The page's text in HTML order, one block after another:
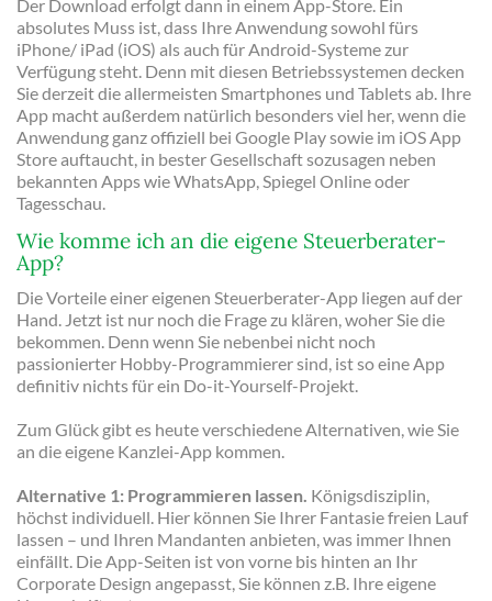
Der Download erfolgt dann in einem App-Store. Ein
absolutes Muss ist, dass Ihre Anwendung sowohl fürs
iPhone/ iPad (iOS) als auch für Android-Systeme zur
Verfügung steht. Denn mit diesen Betriebssystemen decken
Sie derzeit die allermeisten Smartphones und Tablets ab. Ihre
App macht außerdem natürlich besonders viel her, wenn die
Anwendung ganz offiziell bei Google Play sowie im iOS App
Store auftaucht, in bester Gesellschaft sozusagen neben
bekannten Apps wie WhatsApp, Spiegel Online oder
Tagesschau.
Wie komme ich an die eigene Steuerberater-
App?
Die Vorteile einer eigenen Steuerberater-App liegen auf der
Hand. Jetzt ist nur noch die Frage zu klären, woher Sie die
bekommen. Denn wenn Sie nebenbei nicht noch
passionierter Hobby-Programmierer sind, ist so eine App
definitiv nichts für ein Do-it-Yourself-Projekt.
Zum Glück gibt es heute verschiedene Alternativen, wie Sie
an die eigene Kanzlei-App kommen.
Alternative 1: Programmieren lassen. Königsdisziplin,
höchst individuell. Hier können Sie Ihrer Fantasie freien Lauf
lassen – und Ihren Mandanten anbieten, was immer Ihnen
einfällt. Die App-Seiten ist von vorne bis hinten an Ihr
Corporate Design angepasst, Sie können z.B. Ihre eigene